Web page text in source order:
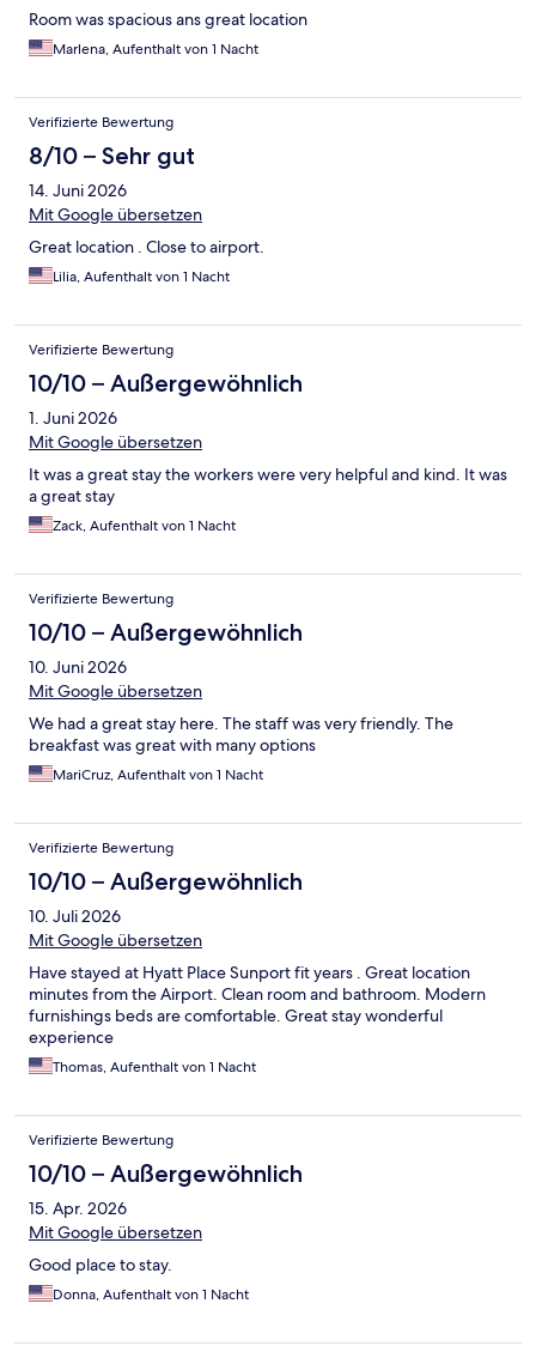
Room was spacious ans great location
Marlena, Aufenthalt von 1 Nacht
Verifizierte Bewertung
8/10 – Sehr gut
14. Juni 2026
Mit Google übersetzen
Great location . Close to airport.
Lilia, Aufenthalt von 1 Nacht
Verifizierte Bewertung
10/10 – Außergewöhnlich
1. Juni 2026
Mit Google übersetzen
It was a great stay the workers were very helpful and kind. It was
a great stay
Zack, Aufenthalt von 1 Nacht
Verifizierte Bewertung
10/10 – Außergewöhnlich
10. Juni 2026
Mit Google übersetzen
We had a great stay here. The staff was very friendly. The
breakfast was great with many options
MariCruz, Aufenthalt von 1 Nacht
Verifizierte Bewertung
10/10 – Außergewöhnlich
10. Juli 2026
Mit Google übersetzen
Have stayed at Hyatt Place Sunport fit years . Great location
minutes from the Airport. Clean room and bathroom. Modern
furnishings beds are comfortable. Great stay wonderful
experience
Thomas, Aufenthalt von 1 Nacht
Verifizierte Bewertung
10/10 – Außergewöhnlich
15. Apr. 2026
Mit Google übersetzen
Good place to stay.
Donna, Aufenthalt von 1 Nacht